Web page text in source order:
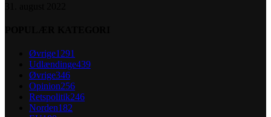
Øvrige1291
Udlændinge439
Øvrige346
Opinion256
Retspolitik246
Norden182